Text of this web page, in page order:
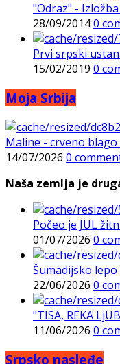
"Odraz" -
28/09/20140
Prvi srpski
15/02/2019 0
Moja Srbija
Maline - crveno blago
14/07/2026 0
Naša zemlja je
Počeo je JUL
01/07/2026 0
Šumadijsko lepo
22/06/2026 0
"TISA, REKA
11/06/2026 0
Srpsko nasleđe